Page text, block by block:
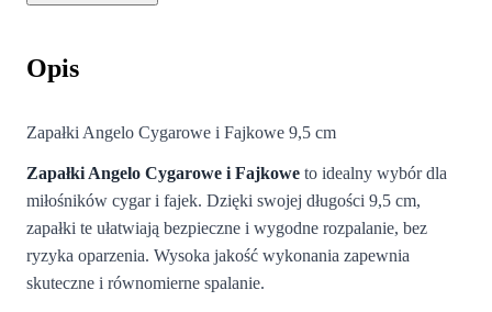
Opis
Zapałki Angelo Cygarowe i Fajkowe 9,5 cm
Zapałki Angelo Cygarowe i Fajkowe to idealny wybór dla
miłośników cygar i fajek. Dzięki swojej długości 9,5 cm,
zapałki te ułatwiają bezpieczne i wygodne rozpalanie, bez
ryzyka oparzenia. Wysoka jakość wykonania zapewnia
skuteczne i równomierne spalanie.